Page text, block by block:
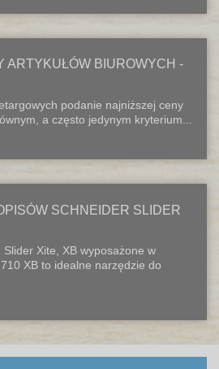
ARTYKUŁÓW BIUROWYCH -
podanie najniższej ceny
a często jedynym kryterium...
SCHNEIDER SLIDER
Slider Xite, XB wyposażone w
XB to idealne narzędzie do